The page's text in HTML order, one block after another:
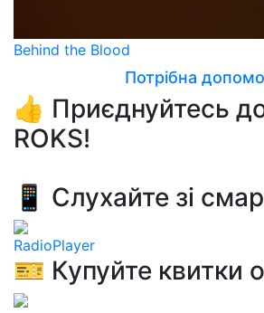
Behind the Blood
Потрібна
👍 Приєднуйтесь
ROKS!
📱 Слухайте зі
RadioPlayer
🎫 Купуйте квитки